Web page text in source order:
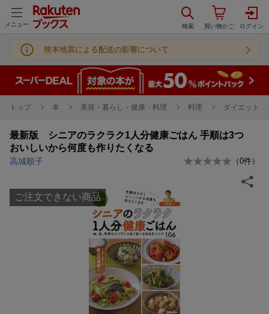
メニュー
熊本地震による配送の影響について
トップ 本 美容・暮らし・健康・料理 料理 ダイエット・
最新版 シニアのラクラク1人分健康ごはん 手順は3つ
おいしいから何度も作りたくなる
高城順子 （0件）
ご注文できない商品